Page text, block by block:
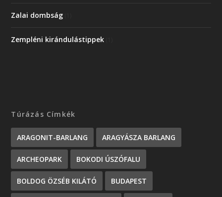
Zalai dombság
Zempléni kirándulástippek
Túrázás Címkék
ARAGONIT-BARLANG ARAGYÁSZA BARLANG
ARCHEOPARK BOKODI ÚSZÓFALU
BOLDOG ÖZSÉB KILÁTÓ BUDAPEST